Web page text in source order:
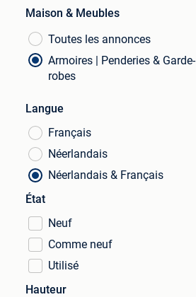
Maison & Meubles
Toutes les annonces
Armoires | Penderies & Garde-
robes
Langue
Français
Néerlandais
Néerlandais & Français
État
Neuf
Comme neuf
Utilisé
Hauteur